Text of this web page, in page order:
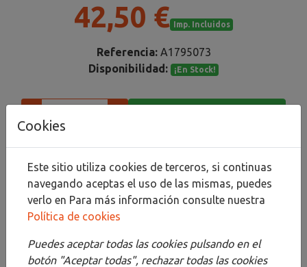
42,50 € Imp. Incluidos
Referencia: A1795073
Disponibilidad:
¡En Stock!
Descripción
Detalles
Cookies
Este sitio utiliza cookies de terceros, si continuas
navegando aceptas el uso de las mismas, puedes
verlo en Para más información consulte nuestra
Política de cookies
Puedes aceptar todas las cookies pulsando en el
botón "Aceptar todas", rechazar todas las cookies